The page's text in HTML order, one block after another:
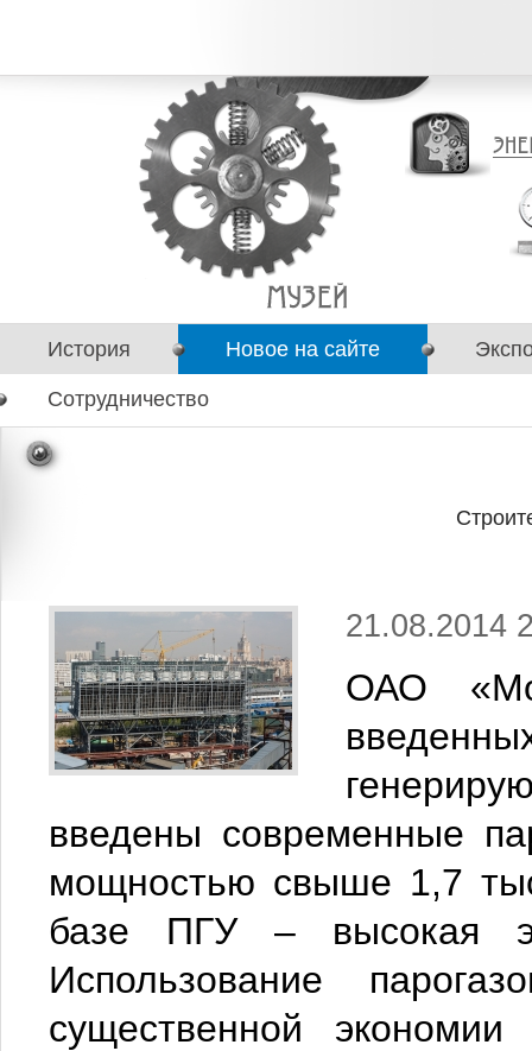
История Новое на сайте
Сотрудничество
21.08.2014
ОАО
введены современные
мощностью свыше 1,7
базе ПГУ – высокая
Использование
существенной